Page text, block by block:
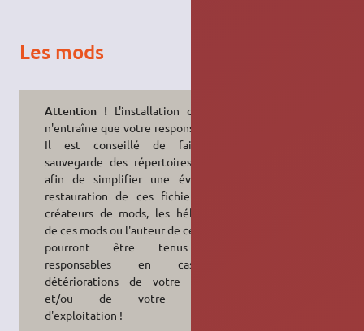
Les mods
Attention ! L'installation de mods
n'entraîne que votre responsabilité !
Il est conseillé de faire une
sauvegarde des répertoires du jeu
afin de simplifier une éventuelle
restauration de ces fichiers ! Les
créateurs de mods, les hébergeurs
de ces mods ou l'auteur de ce wiki ne
pourront être tenus pour
responsables en cas de
détériorations de votre machine
et/ou de votre système
d'exploitation !